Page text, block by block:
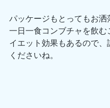
パッケージもとってもお洒
一日一食コンブチャを飲む
イエット効果もあるので、
くださいね。